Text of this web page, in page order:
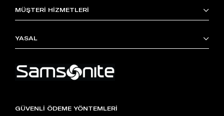
MÜŞTERİ HİZMETLERİ
YASAL
GÜVENLİ ÖDEME YÖNTEMLERİ